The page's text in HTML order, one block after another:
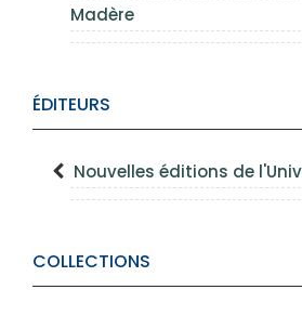
Madère
ÉDITEURS
Nouvelles éditions de
COLLECTIONS